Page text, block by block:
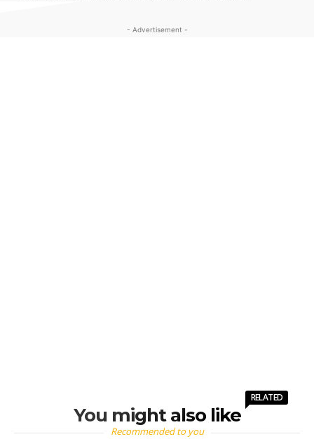
- Advertisement -
You might also like
RELATED
Recommended to you